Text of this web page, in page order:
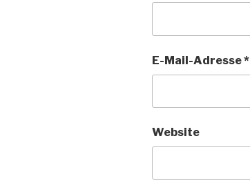
E-Mail-Adresse*
Website